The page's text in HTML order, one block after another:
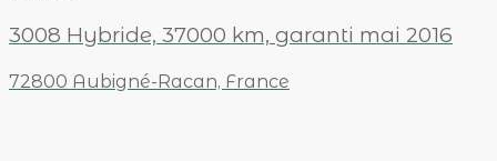
3008 Hybride, 37000 km, garanti mai 2016
72800 Aubigné-Racan, France